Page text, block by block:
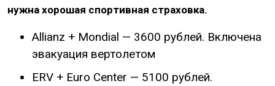
нужна хорошая спортивная страховка.
Allianz + Mondial — 3600 рублей. Включена
эвакуация вертолетом
ERV + Euro Center — 5100 рублей.